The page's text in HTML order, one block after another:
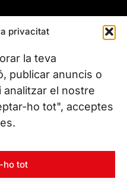
privacitat
la teva
publicar anuncis o
el nostre
ho tot", acceptes
ho tot